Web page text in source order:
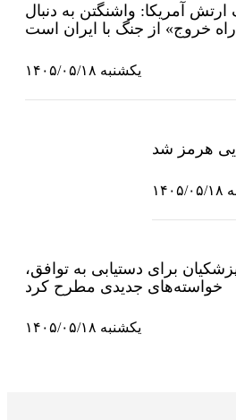
آمریکا: واشنگتن به دنبال
خروج» از جنگ با ایران است
یکشنبه ۱۴۰۵/۰۵/۱۸
هرمز شد
۱۸
برای دستیابی به توافق،
خواسته‌های جدیدی مطرح کرد
یکشنبه ۱۴۰۵/۰۵/۱۸